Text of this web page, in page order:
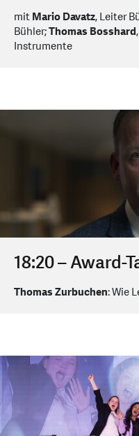
mitMario Davatz, Leiter
Bühler;Thomas Bosshard
Instrumente
18:20 – Award-
Thomas Zurbuchen: Wie